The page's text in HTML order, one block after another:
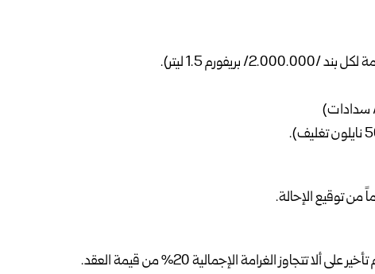
الغرامة الإجمالية 20% من قيمة العقد.